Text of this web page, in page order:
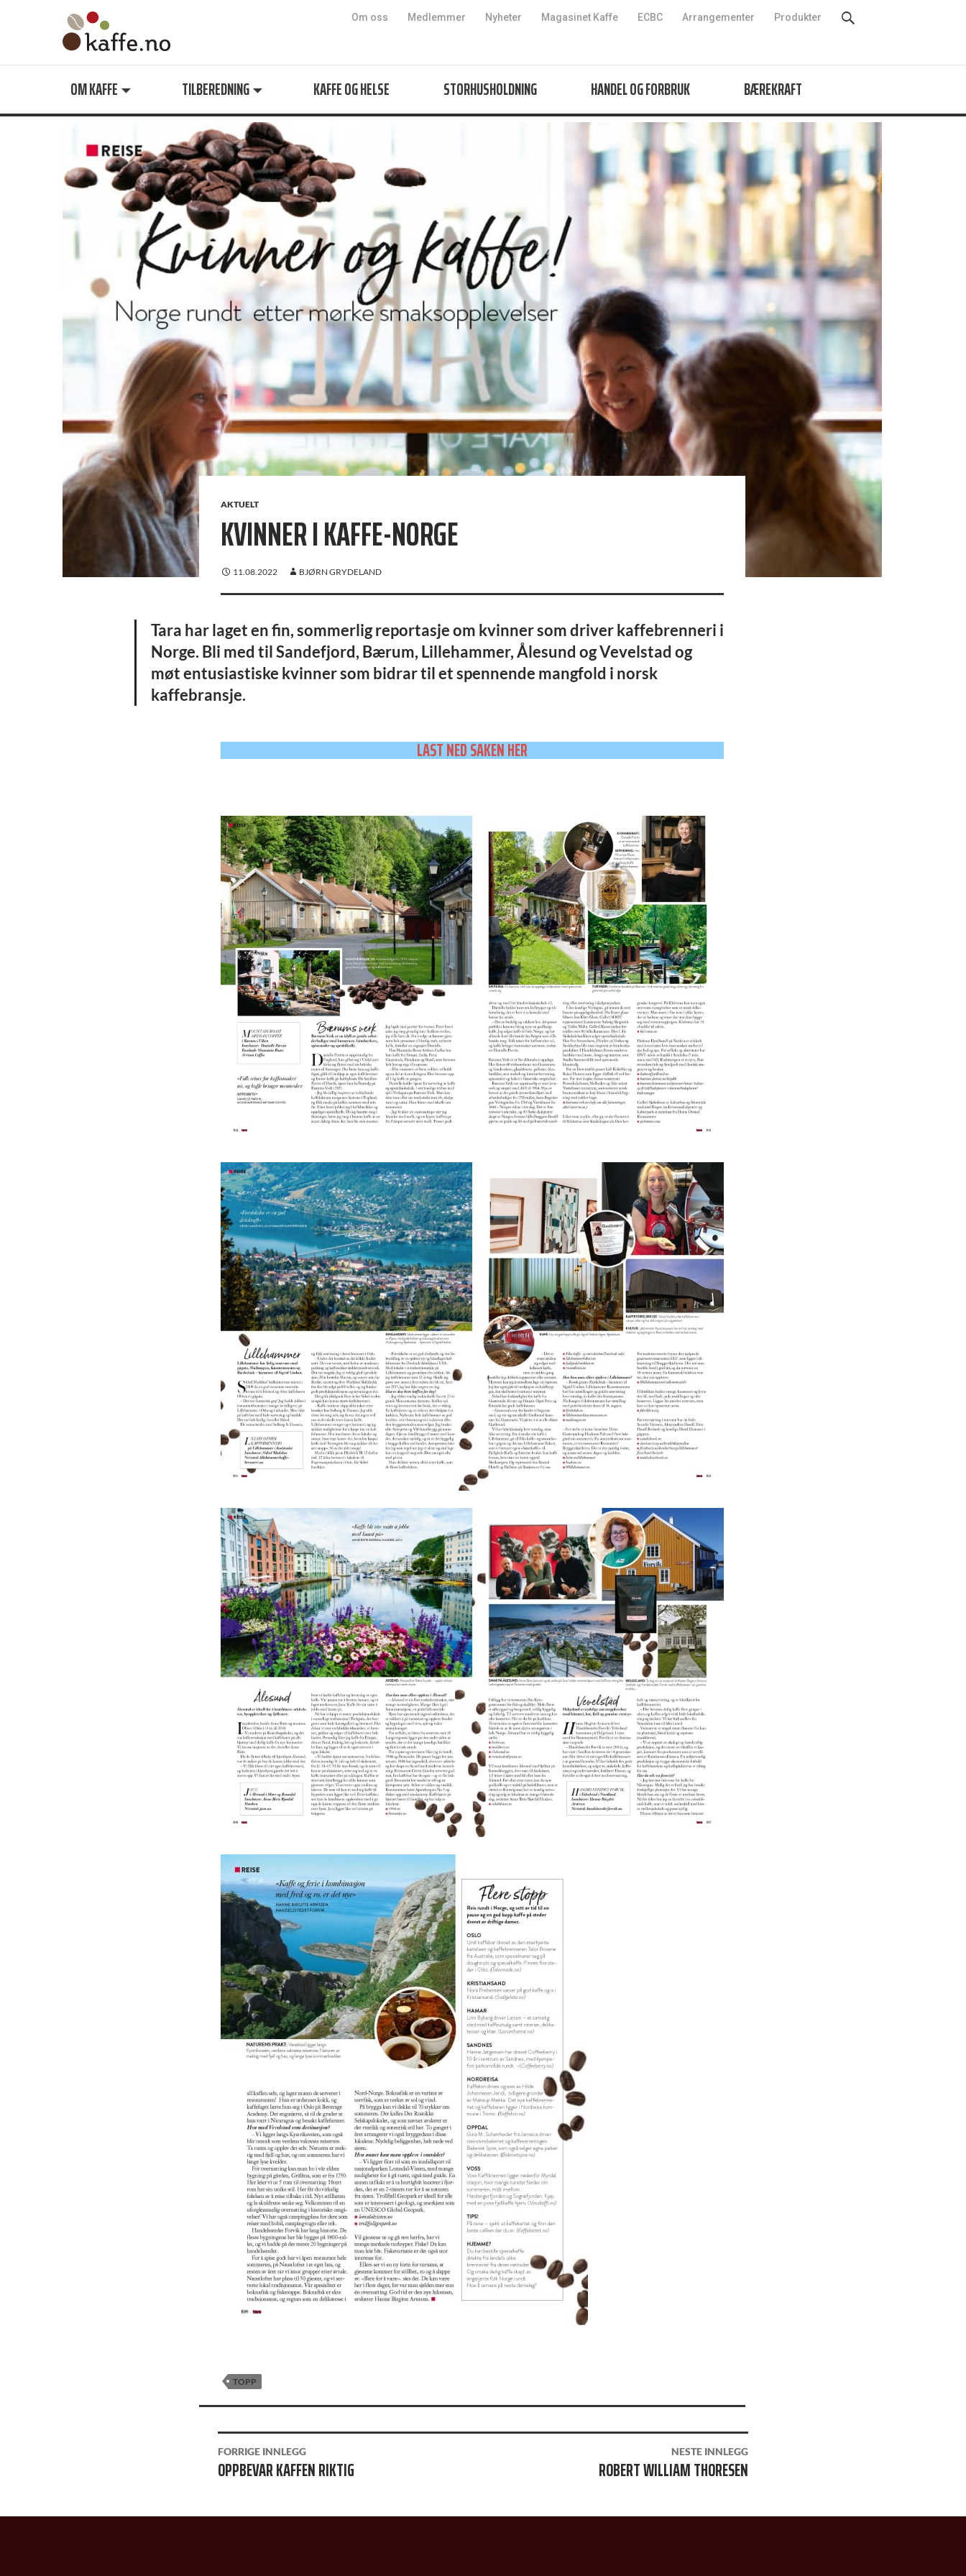
Om oss
Medlemmer Nyheter Magasinet Kaffe ECBC Arrangementer Produkter
OM KAFFE TILBEREDNING KAFFE OG HELSE STORHUSHOLDNING HANDEL OG FORBRUK BÆREKRAFT
AKTUELT
KVINNER I KAFFE-NORGE
11.08.2022 BJØRN GRYDELAND
Tara har laget en fin, sommerlig reportasje om kvinner som driver kaffebrenneri i
Norge. Bli med til Sandefjord, Bærum, Lillehammer, Ålesund og Vevelstad og
møt entusiastiske kvinner som bidrar til et spennende mangfold i norsk
kaffebransje.
LAST NED SAKEN HER
TOPP
INNLEGGSNAVIGASJON
FORRIGE INNLEGG
OPPBEVAR KAFFEN RIKTIG
NESTE INNLEGG
ROBERT WILLIAM THORESEN